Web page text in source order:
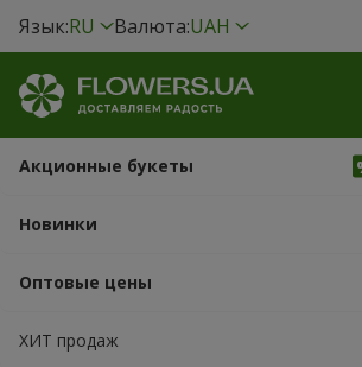
Язык:RU Валюта:UAH
Акционные букеты
Новинки
Оптовые цены
ХИТ продаж